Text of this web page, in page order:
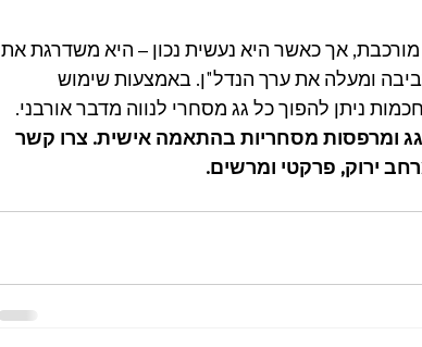
אך כאשר היא נעשית נכון – היא משדרגת את
ומעלה את ערך הנדל"ן. באמצעות שימוש
ניתן להפוך כל גג מסחרי לנווה מדבר אורבני.
גג ומרפסות מסחריות בהתאמה אישית. צרו קשר
ירוק, פרקטי ומרשים.